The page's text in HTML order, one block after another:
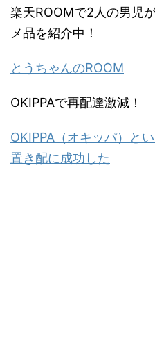
楽天ROOMで2人の男児
メ品を紹介中！
とうちゃんのROOM
OKIPPAで再配達激減！
OKIPPA（オキッパ）と
置き配に成功した